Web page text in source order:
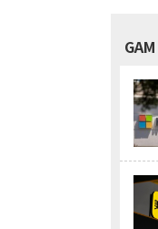
GAM